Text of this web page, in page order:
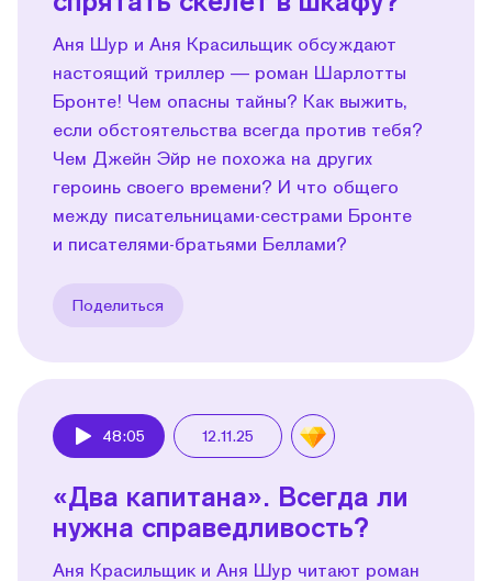
Аня Шур и Аня Красильщик обсуждают
настоящий триллер — роман Шарлотты
Бронте! Чем опасны тайны? Как выжить,
если обстоятельства всегда против тебя?
Чем Джейн Эйр не похожа на других
героинь своего времени? И что общего
между писательницами-сестрами Бронте
и писателями-братьями Беллами?
Поделиться
48:05 12.11.25
«Два капитана». Всегда ли
нужна справедливость?
Аня Красильщик и Аня Шур читают роман